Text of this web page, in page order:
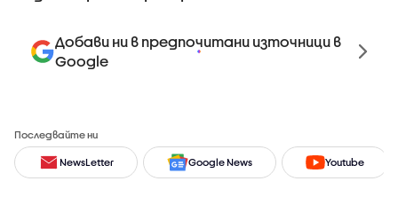
Добави ни в предпочитани източници в
Google
Последвайте ни
NewsLetter Google News Youtube